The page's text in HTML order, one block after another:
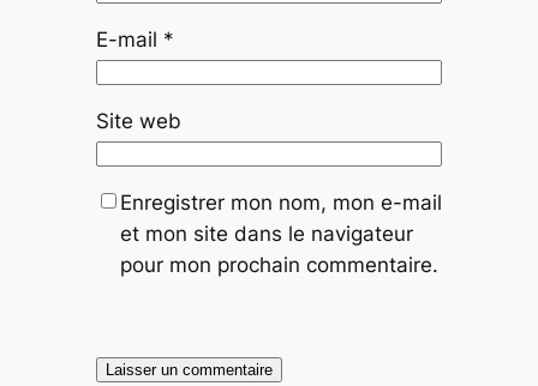
E-mail *
Site web
Enregistrer mon nom, mon e-mail
et mon site dans le navigateur
pour mon prochain commentaire.